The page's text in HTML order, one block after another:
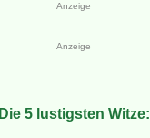
Anzeige
Anzeige
Die 5 lustigsten Witze: